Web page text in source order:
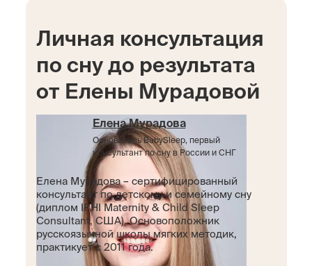
Личная консультация
по сну до результата
от Елены Мурадовой
Елена Мурадова
Основатель BabySleep, первый
консультант по сну в России и СНГ
Елена Мурадова – сертифицированный
консультант по детскому и семейному сну
(диплом IPHI Maternity & Child Sleep
Consultant, США). Основоположник
русскоязычной школы мягких методик,
практикует с 2011 года.